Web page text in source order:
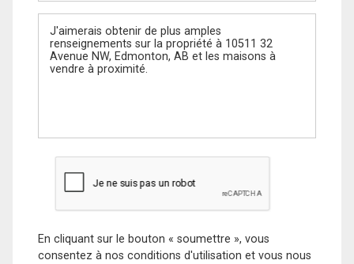
Message
En cliquant sur le bouton « soumettre », vous
consentez à nos conditions d'utilisation et vous nous